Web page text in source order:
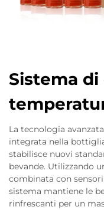
Sistema
La tecnologia
integrata nella
stabilisce nuovi
bevande. Utilizzando
combinata con
sistema mantiene le
rinfrescanti per un